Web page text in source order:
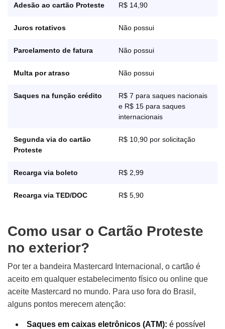
Adesão ao cartão Proteste R$ 14,90
Juros rotativos Não possui
Parcelamento de fatura Não possui
Multa por atraso Não possui
Saques na função crédito
R$ 7 para saques nacionais
e R$ 15 para saques
internacionais
Segunda via do cartão
Proteste
R$ 10,90 por solicitação
Recarga via boleto R$ 2,99
Recarga via TED/DOC R$ 5,90
Como usar o Cartão Proteste
no exterior?
Por ter a bandeira Mastercard Internacional, o cartão é
aceito em qualquer estabelecimento físico ou online que
aceite Mastercard no mundo. Para uso fora do Brasil,
alguns pontos merecem atenção:
Saques em caixas eletrônicos (ATM): é possível